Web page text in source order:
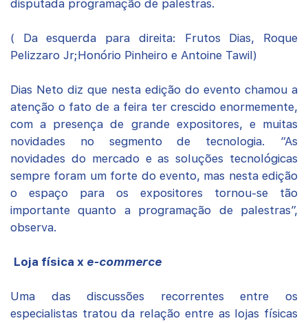
disputada programação de palestras.
( Da esquerda para direita: Frutos Dias, Roque
Pelizzaro Jr;Honório Pinheiro e Antoine Tawil)
Dias Neto diz que nesta edição do evento chamou a
atenção o fato de a feira ter crescido enormemente,
com a presença de grande expositores, e muitas
novidades no segmento de tecnologia. “As
novidades do mercado e as soluções tecnológicas
sempre foram um forte do evento, mas nesta edição
o espaço para os expositores tornou-se tão
importante quanto a programação de palestras”,
observa.
Loja física x e-commerce
Uma das discussões recorrentes entre os
especialistas tratou da relação entre as lojas físicas